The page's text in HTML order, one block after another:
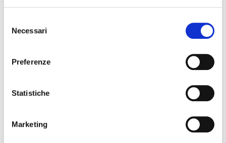
delNecessari
Preferenze
Statistiche
Marketing
changes in the program of events reported. In case of
cancellation, variation, modification of the information of an